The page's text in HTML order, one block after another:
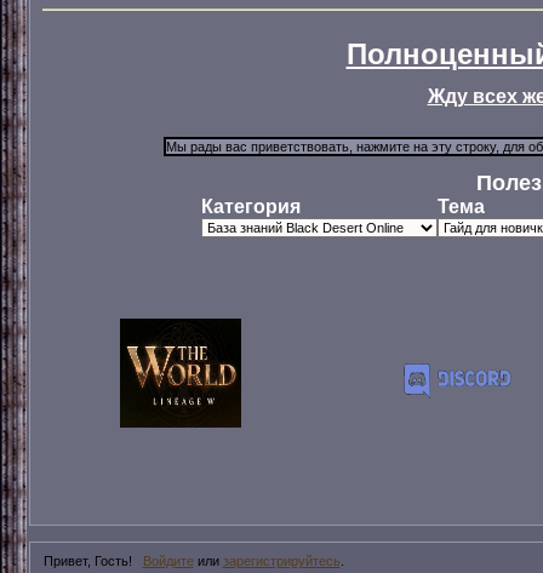
Жду всех
Категория Тема
Привет, Гость! Войдитеили зарегистрируйтесь